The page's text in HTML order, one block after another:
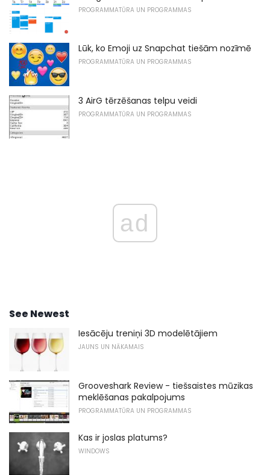
PROGRAMMATŪRA UN PROGRAMMAS
Lūk, ko Emoji uz Snapchat tiešām nozīmē
PROGRAMMATŪRA UN PROGRAMMAS
3 AirG tērzēšanas telpu veidi
PROGRAMMATŪRA UN PROGRAMMAS
ad
See Newest
Iesācēju treniņi 3D modelētājiem
JAUNS UN NĀKAMAIS
Grooveshark Review - tiešsaistes mūzikas
meklēšanas pakalpojums
PROGRAMMATŪRA UN PROGRAMMAS
Kas ir joslas platums?
WINDOWS